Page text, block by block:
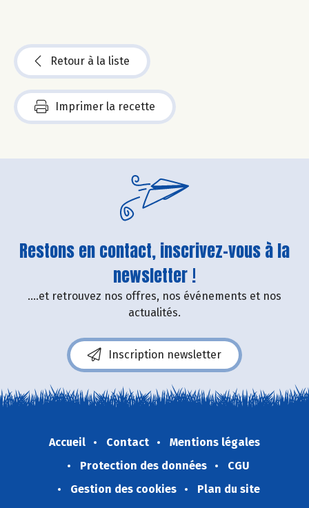
Retour à la liste
Imprimer la recette
Restons en contact, inscrivez-vous à la
newsletter !
....et retrouvez nos offres, nos événements et nos
actualités.
Inscription newsletter
Accueil Contact
Mentions légales
Protection des données
CGU
Gestion des cookies
Plan du site